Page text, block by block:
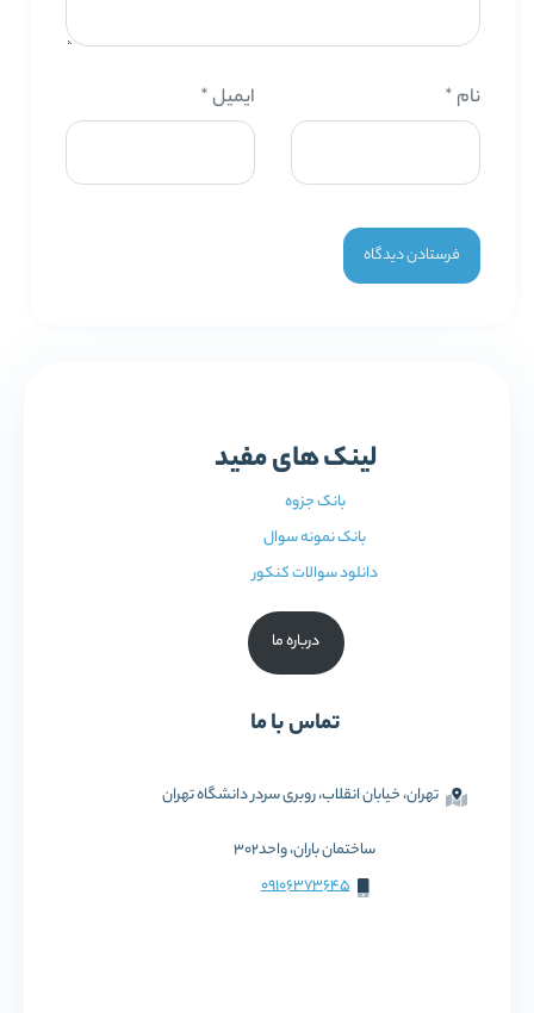
نام * ایمیل*
لینک های مفید
بانک جزوه
بانک نمونه سوال
دانلود سوالات کنکور
درباره ما
تماس با ما
تهران، خیابان انقلاب، روبری سردر دانشگاه تهران
ساختمان باران، واحد302
09106373645